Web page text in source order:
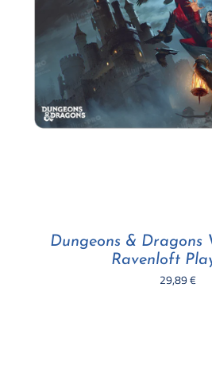
Dungeons & Dragons
Ravenloft
29,89€